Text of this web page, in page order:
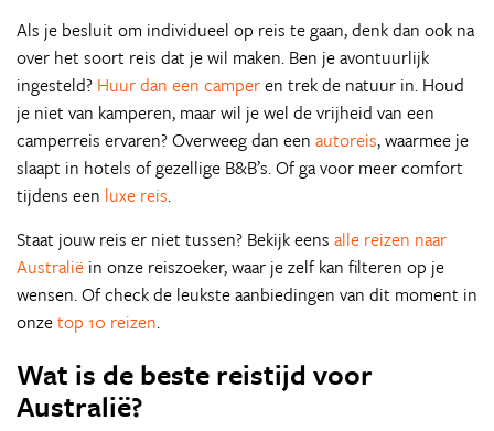
Als je besluit om individueel op reis te gaan, denk dan ook na
over het soort reis dat je wil maken. Ben je avontuurlijk
ingesteld? Huur dan een camperen trek de natuur in. Houd
je niet van kamperen, maar wil je wel de vrijheid van een
camperreis ervaren? Overweeg dan een autoreis, waarmee je
slaapt in hotels of gezellige B&B’s. Of ga voor meer comfort
tijdens een luxe reis.
Staat jouw reis er niet tussen? Bekijk eens alle reizen naar
Australië in onze reiszoeker, waar je zelf kan filteren op je
wensen. Of check de leukste aanbiedingen van dit moment in
onzetop 10 reizen.
Wat is de beste reistijd voor
Australië?